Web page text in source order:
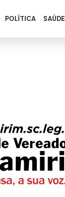
POLÍTICA SAÚDE